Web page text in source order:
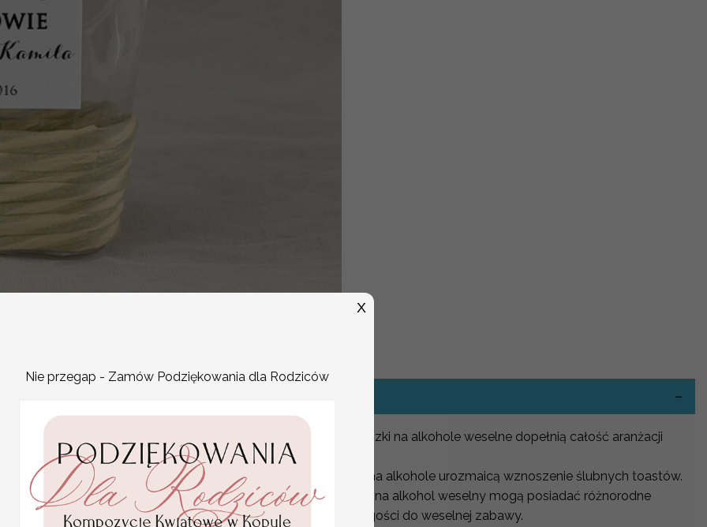
Nasze niepowtarzalne zawieszki na alkohole weselne dopełnią całość aranżacji
każdego stołu weselnego.
Oryginalne ślubne zawieszki na alkohole urozmaicą wznoszenie ślubnych toastów.
etykieta na wódkę zawieszka na alkohol weselny mogą posiadać różnorodne
treści co dodatkowo nastroi gości do weselnej zabawy.
Nie przegap - Zamów Podziękowania dla Rodziców
X